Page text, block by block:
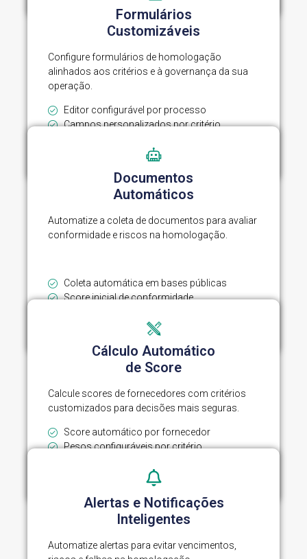
Formulários
Customizáveis
Configure formulários de homologação
alinhados aos critérios e à governança da sua
operação.
Editor configurável por processo
Campos personalizados por critério
Reutilização por unidade ou categoria
Documentos
Automáticos
Automatize a coleta de documentos para avaliar
conformidade e riscos na homologação.
Coleta automática em bases públicas
Score inicial de conformidade
Registros prontos para gestão e auditoria
Cálculo Automático
de Score
Calcule scores de fornecedores com critérios
customizados para decisões mais seguras.
Score automático por fornecedor
Pesos configuráveis por critério
Customização e padronização
Alertas e Notificações
Inteligentes
Automatize alertas para evitar vencimentos,